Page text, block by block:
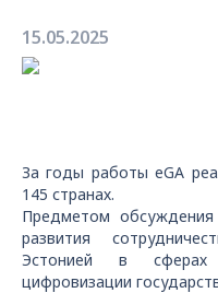
15.05.2025
За годы работы eGA
145 странах.
Предметом
развития
Эстонией в
цифровизации